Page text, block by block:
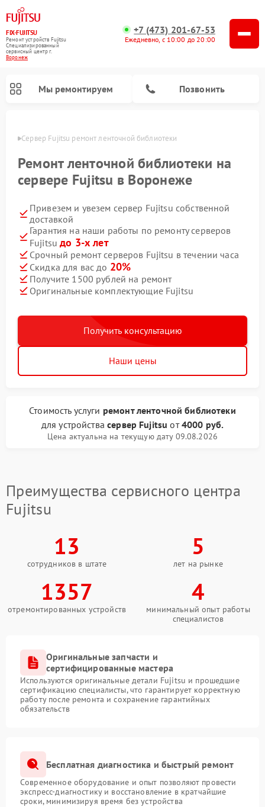
FIX-FUJITSU
Ремонт устройств Fujitsu
Специализированный
cервисный центр г.
Воронеж
+7 (473) 201-67-53
Ежедневно, с 10:00 до 20:00
Мы ремонтируем Позвонить
Сервер Fujitsu ремонт ленточной библиотеки
Ремонт ленточной библиотеки на
сервере Fujitsu в Воронеже
Привезем и увезем сервер Fujitsu собственной
доставкой
Гарантия на наши работы по ремонту серверов
Fujitsuдо 3-х лет
Срочный ремонт серверов Fujitsu в течении часа
Скидка для вас до 20%
Получите 1500 рублей на ремонт
Оригинальные комплектующие Fujitsu
Получить консультацию
Наши цены
Стоимость услуги ремонт ленточной библиотеки
для устройствасервер Fujitsu от4000 руб.
Цена актуальна на текущую дату 09.08.2026
Преимущества сервисного центра
Fujitsu
13
сотрудников в штате
5
лет на рынке
1357
отремонтированных устройств
4
минимальный опыт работы
специалистов
Оригинальные запчасти и
сертифицированные мастера
Используются оригинальные детали Fujitsu и прошедшие
сертификацию специалисты, что гарантирует корректную
работу после ремонта и сохранение гарантийных
обязательств
Бесплатная диагностика и быстрый ремонт
Современное оборудование и опыт позволяют провести
экспресс-диагностику и восстановление в кратчайшие
сроки, минимизируя время без устройства